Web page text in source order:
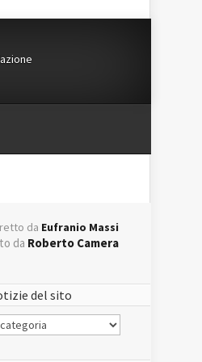
da Eufranio Massi
da Roberto Camera
del sito